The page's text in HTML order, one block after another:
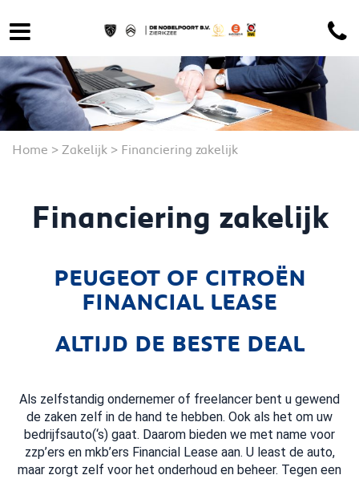
Home > Zakelijk > Financiering zakelijk
Financiering zakelijk
PEUGEOT OF CITROËN
FINANCIAL LEASE
ALTIJD DE BESTE DEAL
Als zelfstandig ondernemer of freelancer bent u gewend
de zaken zelf in de hand te hebben. Ook als het om uw
bedrijfsauto(‘s) gaat. Daarom bieden we met name voor
zzp’ers en mkb’ers Financial Lease aan. U least de auto,
maar zorgt zelf voor het onderhoud en beheer. Tegen een